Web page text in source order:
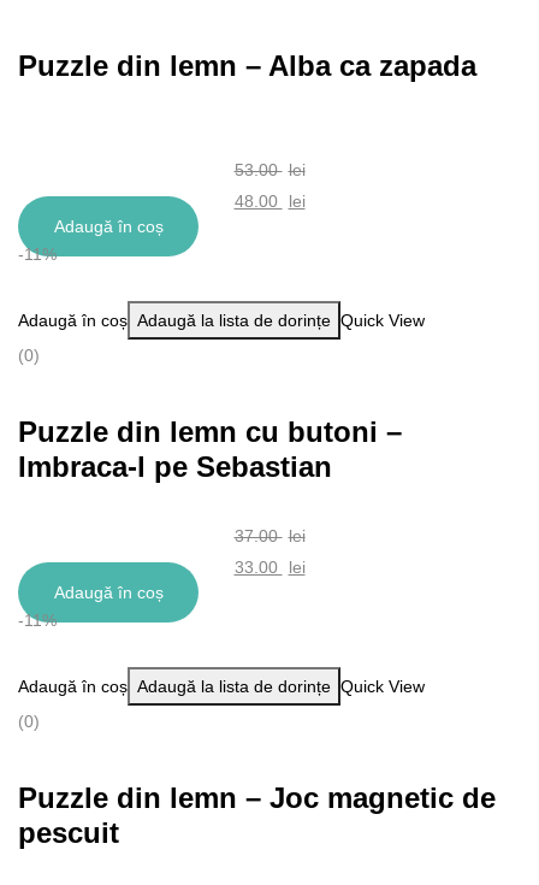
Puzzle din lemn – Alba ca zapada
53.00 lei
Prețul
53.00 lei.
48.00
lei
48.00 lei.
Adaugă în coș
-11%
Adaugă în coș Adaugă la lista de dorințe Quick View
(0)
Puzzle din lemn cu butoni –
Imbraca-l pe Sebastian
37.00 lei
Prețul
37.00 lei.
33.00
lei
33.00 lei.
Adaugă în coș
-11%
Adaugă în coș Adaugă la lista de dorințe Quick View
(0)
Puzzle din lemn – Joc magnetic de
pescuit